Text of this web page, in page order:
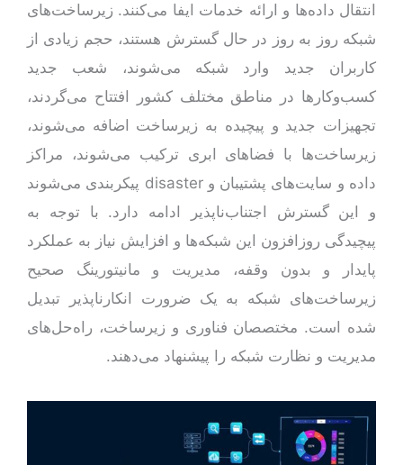
انتقال داده‌ها و ارائه خدمات ایفا می‌کنند. زیرساخت‌های
شبکه روز به روز در حال گسترش هستند، حجم زیادی از
کاربران جدید وارد شبکه می‌شوند، شعب جدید
کسب‌وکارها در مناطق مختلف کشور افتتاح می‌گردند،
تجهیزات جدید و پیچیده به زیرساخت اضافه می‌شوند،
زیرساخت‌ها با فضاهای ابری ترکیب می‌شوند، مراکز
داده و سایت‌های پشتیبان و disaster پیکربندی می‌شوند
و این گسترش اجتناب‌ناپذیر ادامه دارد. با توجه به
پیچیدگی روزافزون این شبکه‌ها و افزایش نیاز به عملکرد
پایدار و بدون وقفه، مدیریت و مانیتورینگ صحیح
زیرساخت‌های شبکه به یک ضرورت انکارناپذیر تبدیل
شده است. مختصصان فناوری و زیرساخت، راه‌حل‌های
مدیریت و نظارت شبکه را پیشنهاد می‌دهند.